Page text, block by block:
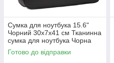
Сумка для ноутбука 15.6"
Чорний 30х7х41 см Тканинна
сумка для ноутбука Чорна
сумка для ноутбука для
чоловіків
Готово до відправки